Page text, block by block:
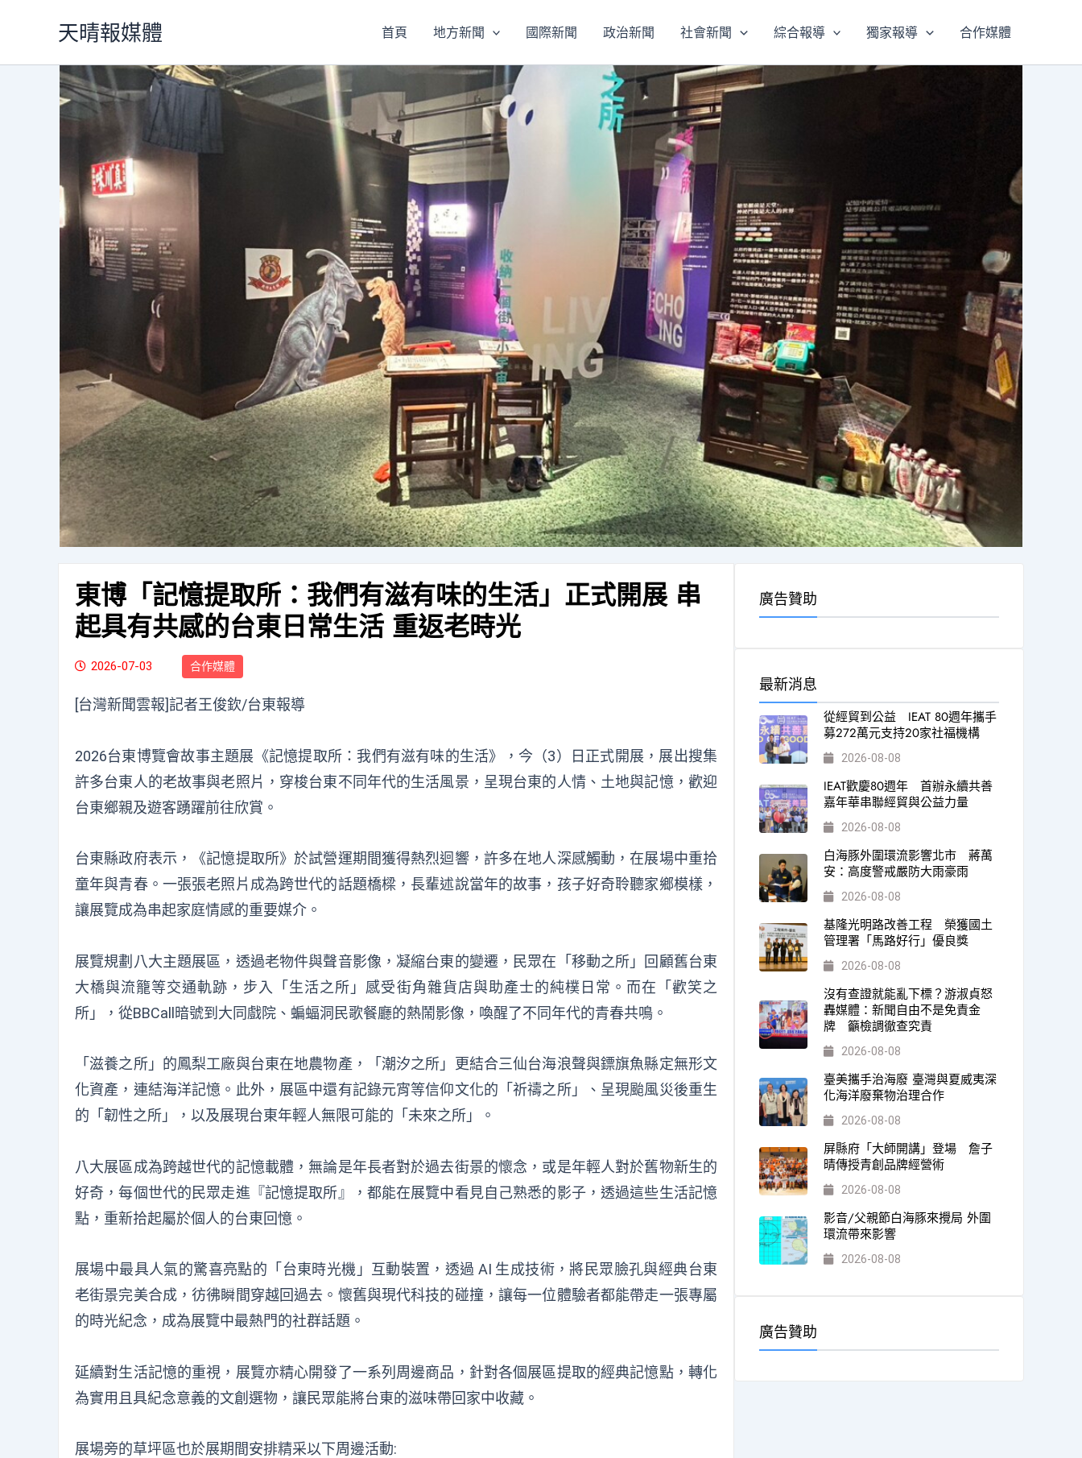
天晴報媒體 首頁 地方新聞 國際新聞 政治新聞 社會新聞 綜合報導 獨家報導 合作媒體
東博「記憶提取所：我們有滋有味的生活」正式開展 串
起具有共感的台東日常生活 重返老時光
2026-07-03 合作媒體
[台灣新聞雲報]記者王俊欽/台東報導
2026台東博覽會故事主題展《記憶提取所：我們有滋有味的生活》，今（3）日正式開展，展出搜集
許多台東人的老故事與老照片，穿梭台東不同年代的生活風景，呈現台東的人情、土地與記憶，歡迎
台東鄉親及遊客踴躍前往欣賞。
台東縣政府表示，《記憶提取所》於試營運期間獲得熱烈迴響，許多在地人深感觸動，在展場中重拾
童年與青春。一張張老照片成為跨世代的話題橋樑，長輩述說當年的故事，孩子好奇聆聽家鄉模樣，
讓展覽成為串起家庭情感的重要媒介。
展覽規劃八大主題展區，透過老物件與聲音影像，凝縮台東的變遷，民眾在「移動之所」回顧舊台東
大橋與流籠等交通軌跡，步入「生活之所」感受街角雜貨店與助產士的純樸日常。而在「歡笑之
所」，從BBCall暗號到大同戲院、蝙蝠洞民歌餐廳的熱鬧影像，喚醒了不同年代的青春共鳴。
「滋養之所」的鳳梨工廠與台東在地農物產，「潮汐之所」更結合三仙台海浪聲與鏢旗魚縣定無形文
化資產，連結海洋記憶。此外，展區中還有記錄元宵等信仰文化的「祈禱之所」、呈現颱風災後重生
的「韌性之所」，以及展現台東年輕人無限可能的「未來之所」。
八大展區成為跨越世代的記憶載體，無論是年長者對於過去街景的懷念，或是年輕人對於舊物新生的
好奇，每個世代的民眾走進『記憶提取所』，都能在展覽中看見自己熟悉的影子，透過這些生活記憶
點，重新拾起屬於個人的台東回憶。
展場中最具人氣的驚喜亮點的「台東時光機」互動裝置，透過 AI 生成技術，將民眾臉孔與經典台東
老街景完美合成，彷彿瞬間穿越回過去。懷舊與現代科技的碰撞，讓每一位體驗者都能帶走一張專屬
的時光紀念，成為展覽中最熱門的社群話題。
延續對生活記憶的重視，展覽亦精心開發了一系列周邊商品，針對各個展區提取的經典記憶點，轉化
為實用且具紀念意義的文創選物，讓民眾能將台東的滋味帶回家中收藏。
展場旁的草坪區也於展期間安排精采以下周邊活動:
廣告贊助
最新消息
從經貿到公益 IEAT 80週年攜手
募272萬元支持20家社福機構
2026-08-08
IEAT歡慶80週年 首辦永續共善
嘉年華串聯經貿與公益力量
2026-08-08
白海豚外圍環流影響北市 蔣萬
安：高度警戒嚴防大雨豪雨
2026-08-08
基隆光明路改善工程 榮獲國土
管理署「馬路好行」優良獎
2026-08-08
沒有查證就能亂下標？游淑貞怒
轟媒體：新聞自由不是免責金
牌 籲檢調徹查究責
2026-08-08
臺美攜手治海廢 臺灣與夏威夷深
化海洋廢棄物治理合作
2026-08-08
屏縣府「大師開講」登場 詹子
晴傳授青創品牌經營術
2026-08-08
影音/父親節白海豚來攪局 外圍
環流帶來影響
2026-08-08
廣告贊助